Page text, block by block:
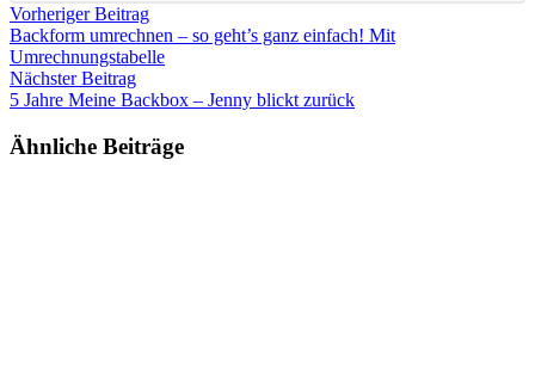
Vorheriger Beitrag
Backform umrechnen – so geht’s ganz einfach! Mit
Umrechnungstabelle
Nächster Beitrag
5 Jahre Meine Backbox – Jenny blickt zurück
Ähnliche Beiträge